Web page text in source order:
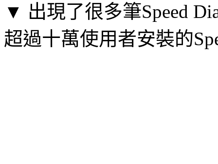
▼ 出現了很多筆Speed
超過十萬使用者安裝的